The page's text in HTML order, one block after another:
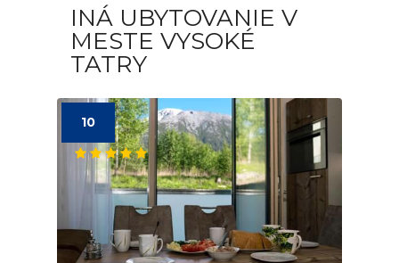
INÁ UBYTOVANIE V
MESTE VYSOKÉ
TATRY
10